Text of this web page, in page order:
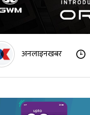
अनलाइनखबर